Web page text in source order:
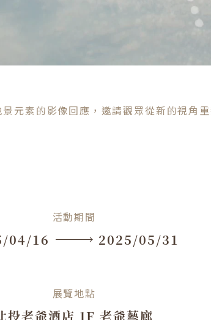
元素的影像回應，邀請觀眾從新的視角
活動期間
04/16 2025/05/31
展覽地點
投老爺酒店 1F 老爺藝廊